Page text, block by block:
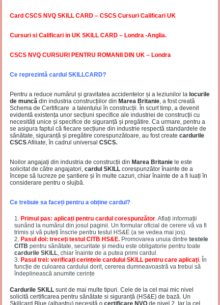
Card CSCS NVQ SKILL CARD – CSCS Cursuri Calificari UK
Cursuri si Calificari in UK SKILL CARD – Londra -Anglia.
CSCS NVQ CURSURI PENTRU ROMANII DIN UK – Londra
Ce reprezintă cardul SKILLCARD?
Pentru a reduce numărul și gravitatea accidentelor și a leziunilor lalocurile
de muncă din industria construcțiilor dinMarea Britanie , a fost creată
Schema de Certificare a talentului în construcții. În scurt timp, a devenit
evidentă existența unor secțiuni specifice ale industriei de construcții cu
necesități unice și specifice de siguranță și pregătire. Ca urmare, pentru a
se asigura faptul că fiecare secțiune din industrie respectă standardele de
sănătate, siguranță și pregătire corespunzătoare, au fost createcardurile
CSCSAfiliate, în cadrul universal CSCS.
Noilor angajați din industria de construcții dinMarea Britanie le este
solicitat de către angajatori,cardul SKILL corespunzător înainte de a
începe să lucreze pe șantiere și în multe cazuri, chiar înainte de a fi luați în
considerare pentru o slujbă.
Ce trebuie sa faceți pentru a obține cardul?
Primul pas: aplicați pentru cardul corespunzător Aflați informații
sunând la numărul din josul paginii. Un formular oficial de cerere vă va fi
trimis și vă puteți înscrie pentru testul HS&E (a se vedea mai jos).
Pasul doi: treceți testul CITB HS&E. Promovarea unuia dintretestele
CITB pentru sănătate, securitate și mediu este obligatorie pentru toate
cardurile SKILL , chiar înainte de a putea primi cardul.
Pasul trei: verificați cerințele cardului SKILL pentru care aplicați În
funcție de culoarea cardului dorit, cererea dumneavoastră va trebui să
îndeplinească anumite cerințe
Cardurile SKILL sunt de mai multe tipuri. Cele de la cel mai mic nivel
solicită certificarea pentru sănătate si siguranță (HS&E) de bază. Un
Skillcard Blue (albastru) necesită ocertificare NVQ de nivel 2. Iar la cel